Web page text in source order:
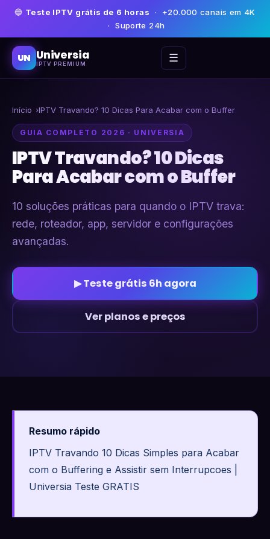
🔵 Teste IPTV grátis de 6 horas · +20.000 canais em 4K
· Suporte 24h
UN Universia
IPTV PREMIUM ☰
Início IPTV Travando? 10 Dicas Para Acabar com o Buffer
GUIA COMPLETO 2026 · UNIVERSIA
IPTV Travando? 10 Dicas
Para Acabar com o Buffer
10 soluções práticas para quando o IPTV trava:
rede, roteador, app, servidor e configurações
avançadas.
▶ Teste grátis 6h agora
Ver planos e preços
Resumo rápido
IPTV Travando 10 Dicas Simples para Acabar
com o Buffering e Assistir sem Interrupcoes |
Universia Teste GRATIS